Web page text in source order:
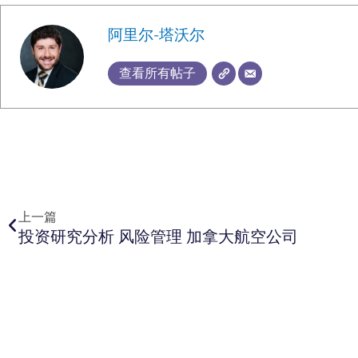
阿里尔-塔沃尔
查看所有帖子
上一篇
投资研究分析 风险管理 加拿大航空公司